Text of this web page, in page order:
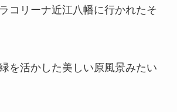
コリーナ近江八幡に行かれたそ
を活かした美しい原風景みたい